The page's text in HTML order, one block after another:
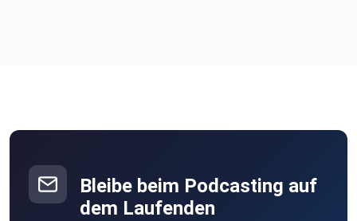
Bleibe beim Podcasting auf
dem Laufenden